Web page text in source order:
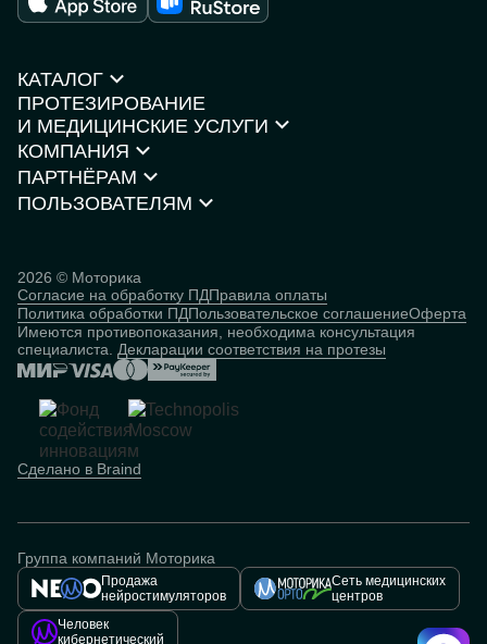
КАТАЛОГ
Протезы рук
Протезы ног
Кресла-коляски
Каталог товаров
Нейростимуляторы
КОМПАНИЯ
О компании
Контакты
ПОЛЬЗОВАТЕЛЯМ
База знаний
Человек
кибернетический
ПРОТЕЗИРОВАНИЕ
И МЕДИЦИНСКИЕ УСЛУГИ
Моторика Орто
ПАРТНЁРАМ
Партнёрская программа
2026 © Моторика
Согласие на обработку ПДПравила оплаты
Политика обработки ПДПользовательское соглашениеОферта
Имеются противопоказания, необходима консультация
специалиста. Декларации соответствия на протезы
Сделано в Braind
Группа компаний Моторика
Продажа
нейростимуляторов
Сеть медицинских
центров
Человек
кибернетический